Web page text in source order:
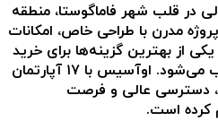
در قلب شهر فاماگوستا، منطقه
مدرن با طراحی خاص، امکانات
از بهترین گزینه‌ها برای خرید
محسوب می‌شود. اوآسیس با ۱۷ آپارتمان
دسترسی عالی و فرصت
کرده است.